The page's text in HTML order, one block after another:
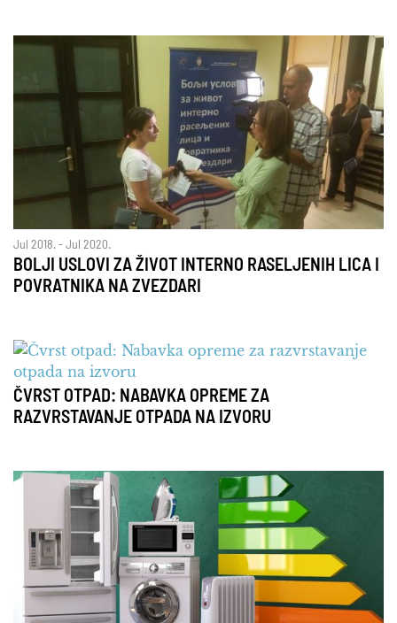
Jul 2018. - Jul 2020.
BOLJI USLOVI ZA ŽIVOT INTERNO RASELJENIH LICA I
POVRATNIKA NA ZVEZDARI
ČVRST OTPAD: NABAVKA OPREME ZA
RAZVRSTAVANJE OTPADA NA IZVORU